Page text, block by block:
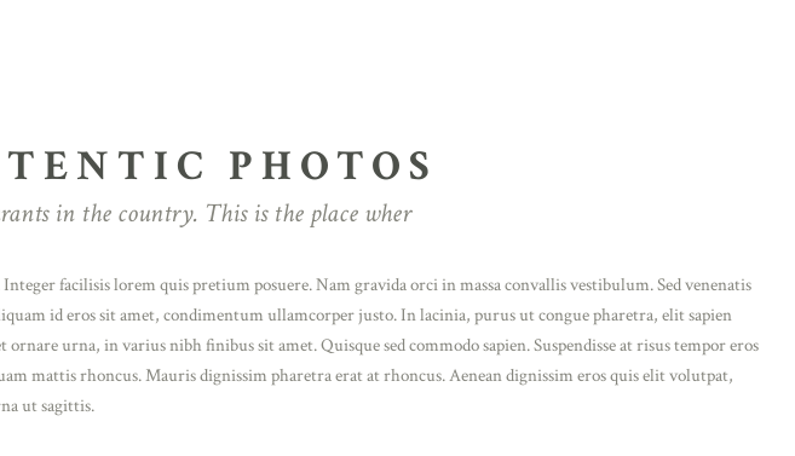
PHOTOS
in the country. This is the place wher
facilisis lorem quis pretium posuere. Nam gravida orci in massa convallis vestibulum. Sed venenatis
id eros sit amet, condimentum ullamcorper justo. In lacinia, purus ut congue pharetra, elit sapien
urna, in varius nibh finibus sit amet. Quisque sed commodo sapien. Suspendisse at risus tempor eros
mattis rhoncus. Mauris dignissim pharetra erat at rhoncus. Aenean dignissim eros quis elit volutpat,
ut sagittis.